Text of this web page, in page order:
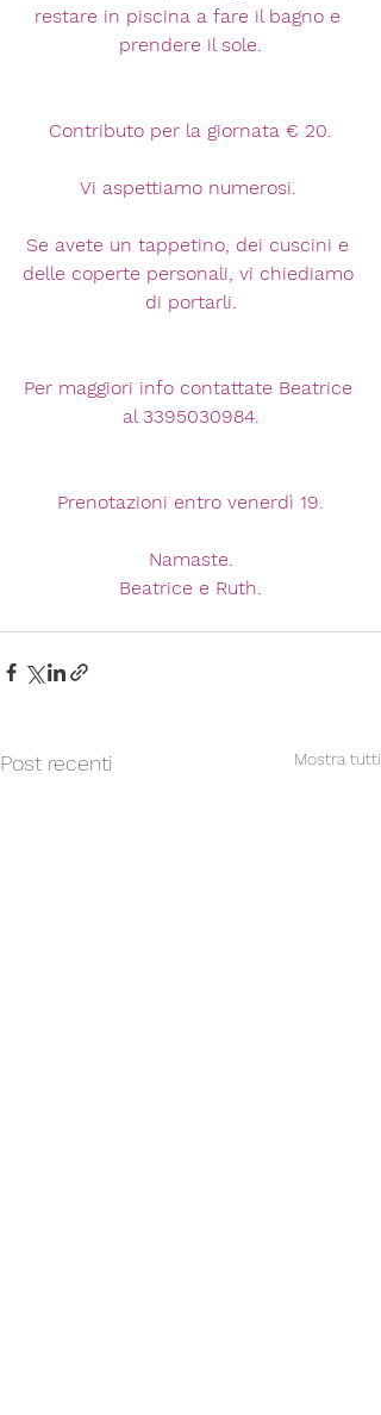
restare in piscina a fare il bagno e
prendere il sole.
Contributo per la giornata € 20.
Vi aspettiamo numerosi.
Se avete un tappetino, dei cuscini e
delle coperte personali, vi chiediamo
di portarli.
Per maggiori info contattate Beatrice
al 3395030984.
Prenotazioni entro venerdì 19.
Namaste.
Beatrice e Ruth.
Post recenti Mostra tutti